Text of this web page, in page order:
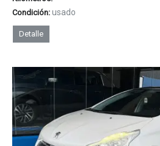
Condición: usado
Detalle